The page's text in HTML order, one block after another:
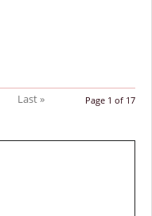
Page 1 of 17
Last »